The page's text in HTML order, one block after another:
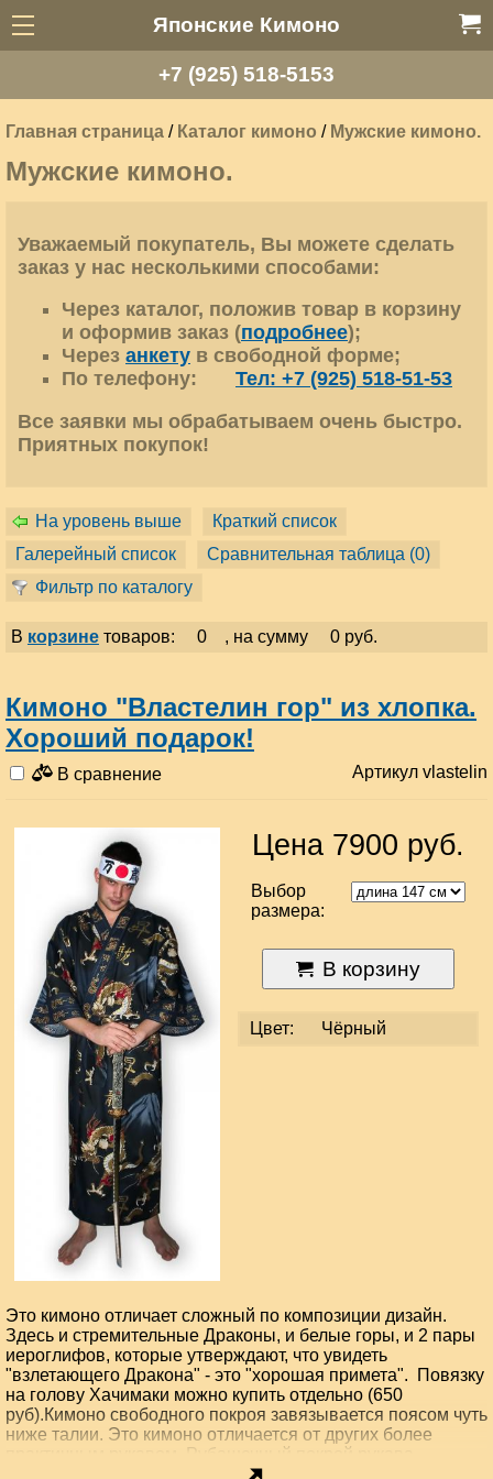
Японские Кимоно
+7 (925) 518-5153
Главная страница / Каталог кимоно / Мужские кимоно.
Мужские кимоно.
Уважаемый покупатель, Вы можете сделать
заказ у нас несколькими способами:
Через каталог, положив товар в корзину
и оформив заказ (подробнее);
Через анкету в свободной форме;
По телефону: Тел: +7 (925) 518-51-53
Все заявки мы обрабатываем очень быстро.
Приятных покупок!
На уровень выше
Краткий список
Галерейный список
Сравнительная таблица (0)
Фильтр по каталогу
В корзинетоваров: 0 , на сумму 0 руб.
Кимоно "Властелин гор" из хлопка.
Хороший подарок!
В сравнение Артикул vlastelin
Цена 7900 руб.
Выбор
размера:
В корзину
Цвет: Чёрный
Это кимоно отличает сложный по композиции дизайн.
Здесь и стремительные Драконы, и белые горы, и 2 пары
иероглифов, которые утверждают, что увидеть
"взлетающего Дракона" - это "хорошая примета". Повязку
на голову Хачимаки можно купить отдельно (650
руб).Кимоно свободного покроя завязывается поясом чуть
ниже талии. Это кимоно отличается от других более
практичным рукавом. Рубашечный покрой рукава
применяется японцами в одежде, предназначенной,